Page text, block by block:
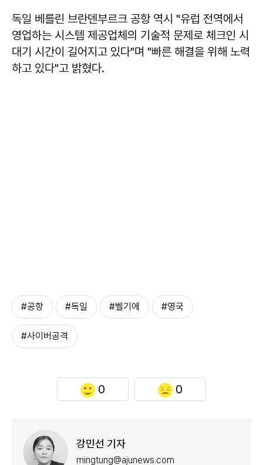
독일 베를린 브란덴부르크 공항 역시 "유럽 전역에서
영업하는 시스템 제공업체의 기술적 문제로 체크인 시
대기 시간이 길어지고 있다"며 "빠른 해결을 위해 노력
하고 있다"고 밝혔다.
#공항 #독일 #벨기에 #영국
#사이버공격
0 0
강민선 기자
mingtung@ajunews.com